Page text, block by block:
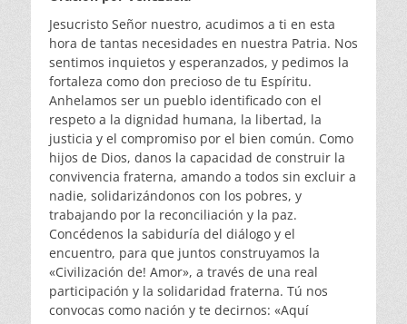
Jesucristo Señor nuestro, acudimos a ti en esta
hora de tantas necesidades en nuestra Patria. Nos
sentimos inquietos y esperanzados, y pedimos la
fortaleza como don precioso de tu Espíritu.
Anhelamos ser un pueblo identificado con el
respeto a la dignidad humana, la libertad, la
justicia y el compromiso por el bien común. Como
hijos de Dios, danos la capacidad de construir la
convivencia fraterna, amando a todos sin excluir a
nadie, solidarizándonos con los pobres, y
trabajando por la reconciliación y la paz.
Concédenos la sabiduría del diálogo y el
encuentro, para que juntos construyamos la
«Civilización de! Amor», a través de una real
participación y la solidaridad fraterna. Tú nos
convocas como nación y te decirnos: «Aquí